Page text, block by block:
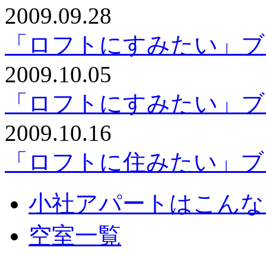
2009.09.28
「ロフトにすみたい」
2009.10.05
「ロフトにすみたい」
2009.10.16
「ロフトに住みたい」
小社アパートはこん
空室一覧